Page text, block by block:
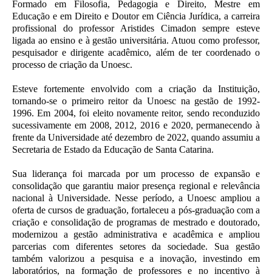
Formado em Filosofia, Pedagogia e Direito, Mestre em
Educação e em Direito e Doutor em Ciência Jurídica, a carreira
profissional do professor Aristides Cimadon sempre esteve
ligada ao ensino e à gestão universitária. Atuou como professor,
pesquisador e dirigente acadêmico, além de ter coordenado o
processo de criação da Unoesc.
Esteve fortemente envolvido com a criação da Instituição,
tornando-se o primeiro reitor da Unoesc na gestão de 1992-
1996. Em 2004, foi eleito novamente reitor, sendo reconduzido
sucessivamente em 2008, 2012, 2016 e 2020, permanecendo à
frente da Universidade até dezembro de 2022, quando assumiu a
Secretaria de Estado da Educação de Santa Catarina.
Sua liderança foi marcada por um processo de expansão e
consolidação que garantiu maior presença regional e relevância
nacional à Universidade. Nesse período, a Unoesc ampliou a
oferta de cursos de graduação, fortaleceu a pós-graduação com a
criação e consolidação de programas de mestrado e doutorado,
modernizou a gestão administrativa e acadêmica e ampliou
parcerias com diferentes setores da sociedade. Sua gestão
também valorizou a pesquisa e a inovação, investindo em
laboratórios, na formação de professores e no incentivo à